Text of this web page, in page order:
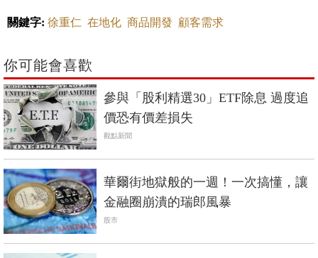
關鍵字: 徐重仁 在地化 商品開發 顧客需求
你可能會喜歡
參與「股利精選30」ETF除息 過度追
價恐有價差損失
觀點新聞
華爾街地獄般的一週！一次搞懂，讓
金融圈崩潰的瑞郎風暴
股市